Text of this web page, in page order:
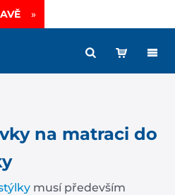
»
na matraci do
musí především